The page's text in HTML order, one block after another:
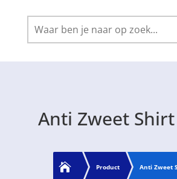
Anti Zweet
 Product Anti Zweet